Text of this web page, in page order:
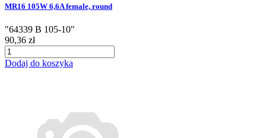
MR16 105W 6,6A female, round
"64339 B 105-10"
90,36 zł
Dodaj do koszyka